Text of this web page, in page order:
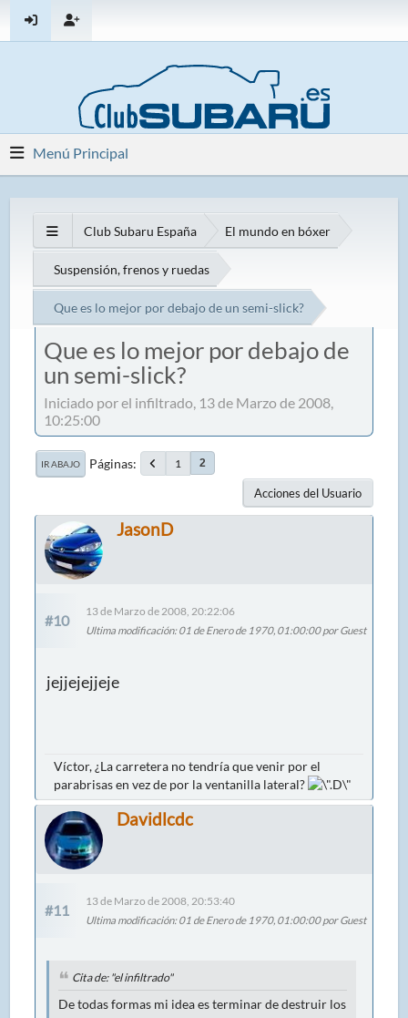
Menú Principal
Club Subaru España El mundo en bóxer
Suspensión, frenos y ruedas
Que es lo mejor por debajo de un semi-slick?
Que es lo mejor por debajo de
un semi-slick?
Iniciado por el infiltrado, 13 de Marzo de 2008,
10:25:00
IR ABAJO Páginas 1 2
Acciones del Usuario
JasonD
#10
13 de Marzo de 2008, 20:22:06
Ultima modificación: 01 de Enero de 1970, 01:00:00 por Guest
jejjejejjeje
Víctor, ¿La carretera no tendría que venir por el
parabrisas en vez de por la ventanilla lateral?
Davidlcdc
#11
13 de Marzo de 2008, 20:53:40
Ultima modificación: 01 de Enero de 1970, 01:00:00 por Guest
Cita de: "el infiltrado"
De todas formas mi idea es terminar de destruir los